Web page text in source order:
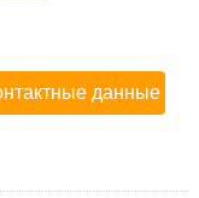
данные